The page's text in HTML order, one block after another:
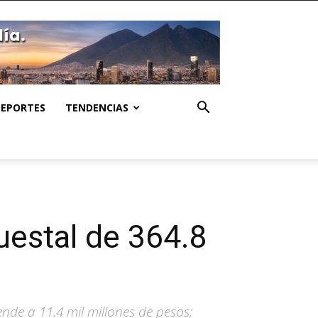
TENDENCIAS
de 364.8
a 11.4 mil millones de pesos;